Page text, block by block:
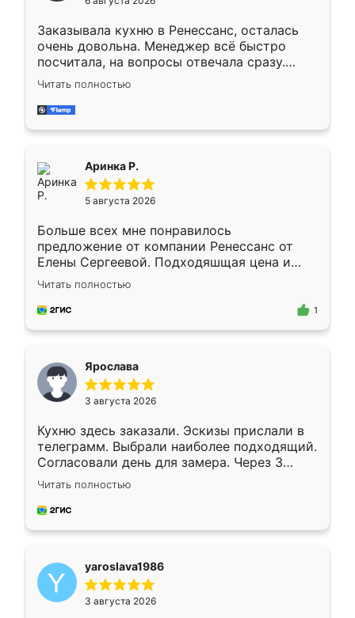
мебели буду заказывать только здесь.
Заказывала кухню в Ренессанс, осталась
очень довольна. Менеджер всё быстро
посчитала, на вопросы отвечала сразу.
Замерщик приехал в субботу, подошёл к
делу со всей ответственностью. Собрали
за день, ребята работали аккуратно, даже
Читать полностью
Аринка Р.
5 августа 2026
Больше всех мне понравилось
предложение от компании Ренессанс от
Елены Сергеевой. Подходяшщая цена и
короткие сроки изготовления. Приехавший
для замера сотрудник Владислав
предложил по моему эскизу самый
Читать полностью
1
Ярослава
3 августа 2026
Кухню здесь заказали. Эскизы прислали в
телеграмм. Выбрали наиболее подходящий.
Согласовали день для замера. Через 3
недели кухня была уже готова. Остались
довольны работой. Спасибо Ренессанс
мебель за качественную работу!
Читать полностью
yaroslava1986
3 августа 2026